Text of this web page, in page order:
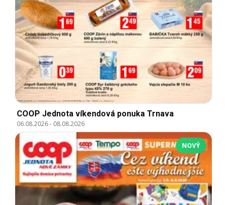
COOP Jednota víkendová ponuka Trnava
06.08.2026- 08.08.2026
NOVÝ